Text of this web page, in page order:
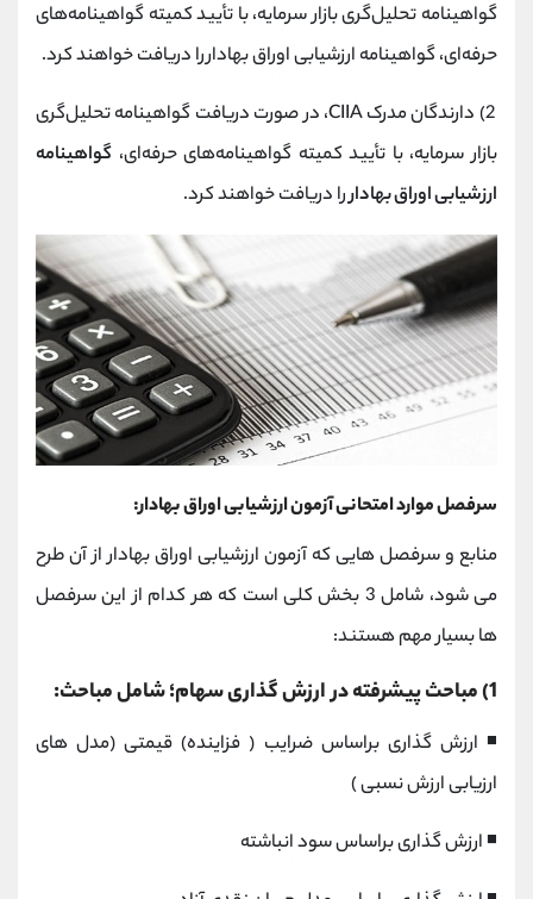
گواهینامه تحلیل‌گری بازار سرمایه، با تأیید کمیته گواهینامه‌های
حرفه‌ای، گواهینامه ارزشیابی اوراق بهاداررا دریافت خواهند کرد.
2) دارندگان مدرک CIIA، در صورت دریافت گواهینامه تحلیل‌گری
بازار سرمایه، با تأیید کمیته گواهینامه‌های حرفه‌ای، گواهینامه
ارزشیابی اوراق بهاداررا دریافت خواهند کرد.
سرفصل موارد امتحانی آزمون ارزشیابی اوراق بهادار:
منابع و سرفصل هایی که آزمون ارزشیابی اوراق بهادار از آن طرح
می شود، شامل 3 بخش کلی است که هر کدام از این سرفصل
ها بسیار مهم هستند:
1) مباحث پیشرفته در ارزش گذاری سهام؛ شامل مباحث:
◾ ارزش گذاری براساس ضرایب ( فزاینده) قیمتی (مدل های
ارزیابی ارزش نسبی )
◾ ارزش گذاری براساس سود انباشته